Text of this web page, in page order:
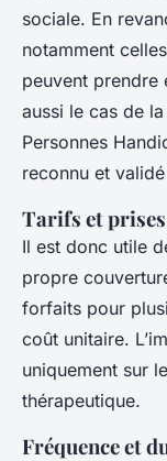
sociale. En
notamment
peuvent prendre
aussi le cas de
Personnes
reconnu et
Tarifs et
Il est donc utile
propre
forfaits pour
coût unitaire.
uniquement sur
thérapeutique.
Fréquence et